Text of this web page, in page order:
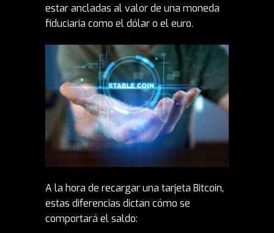
estar ancladas al valor de una moneda
fiduciaria como el dólar o el euro.
A la hora de recargar una tarjeta Bitcoin,
estas diferencias dictan cómo se
comportará el saldo: